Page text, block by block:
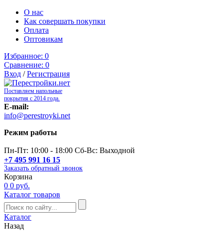
О нас
Как совершать покупки
Оплата
Оптовикам
Избранное: 0
Сравнение: 0
Вход /Регистрация
Поставляем напольные
покрытия с 2014 года.
E-mail:
info@perestroyki.net
Режим работы
Пн-Пт: 10:00 - 18:00 Сб-Вс: Выходной
+7 495 991 16 15
Заказать обратный звонок
Корзина
0 0 руб.
Каталог товаров
Каталог
Назад